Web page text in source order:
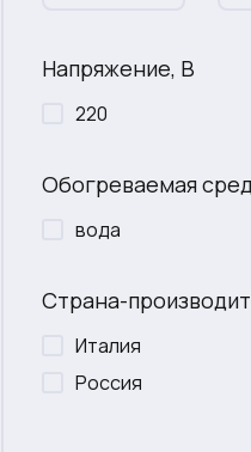
Напряжение, В
220
Обогреваемая
вода
Страна-
Италия
Россия